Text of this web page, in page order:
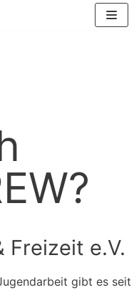
Freizeit e.V.
gibt es seit